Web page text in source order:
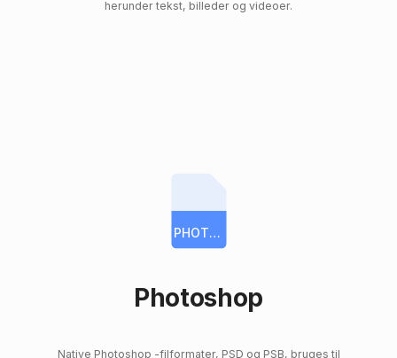
herunder tekst, billeder og videoer.
PHOTOSHOP
Photoshop
Native Photoshop -filformater, PSD og PSB, bruges til